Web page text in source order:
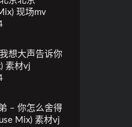
现场mv
想大声告诉你
素材vj
– 你怎么舍得
Mix) 素材vj